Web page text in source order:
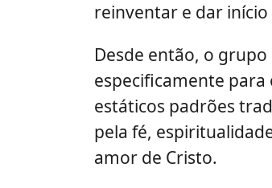
reinventar e dar início
Desde então, o
especificamente
estáticos padrões
pela fé,
amor de Cristo.